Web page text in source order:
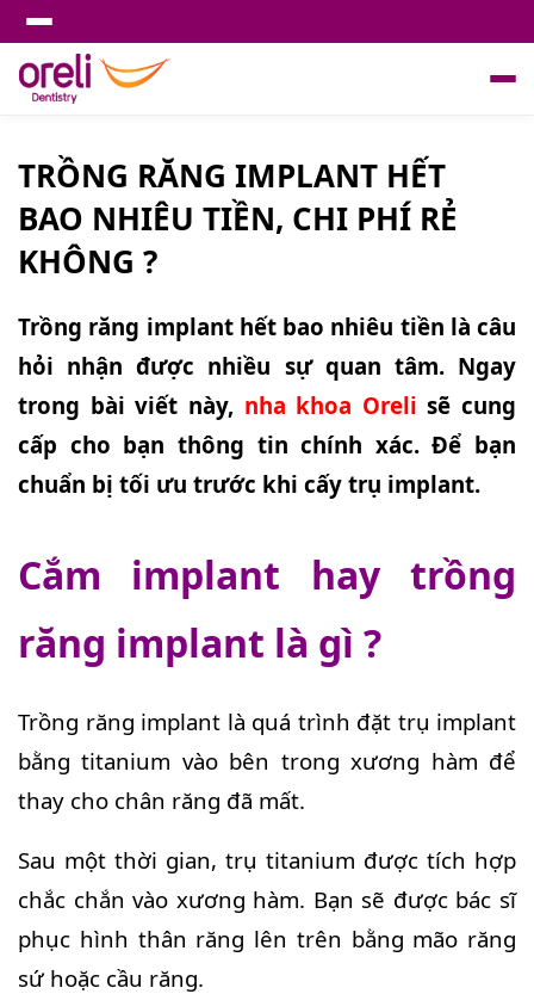
TRỒNG RĂNG IMPLANT HẾT
BAO NHIÊU TIỀN, CHI PHÍ RẺ
KHÔNG ?
Trồng răng implant hết bao nhiêu tiền là câu
hỏi nhận được nhiều sự quan tâm. Ngay
trong bài viết này, nha khoa Oreli sẽ cung
cấp cho bạn thông tin chính xác. Để bạn
chuẩn bị tối ưu trước khi cấy trụ implant.
Cắm implant hay trồng
răng implant là gì ?
Trồng răng implant là quá trình đặt trụ implant
bằng titanium vào bên trong xương hàm để
thay cho chân răng đã mất.
Sau một thời gian, trụ titanium được tích hợp
chắc chắn vào xương hàm. Bạn sẽ được bác sĩ
phục hình thân răng lên trên bằng mão răng
sứ hoặc cầu răng.